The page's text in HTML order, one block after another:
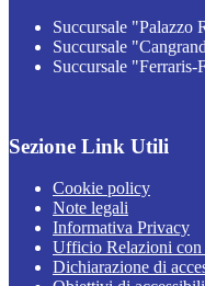
Succursale "Palazzo
Succursale
Succursale
Sezione Link Utili
Cookie policy
Note legali
Informativa Privacy
Ufficio Relazioni
Dichiarazione di